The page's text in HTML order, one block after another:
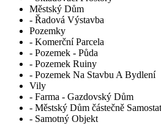
Městský Dům
- Řadová Výstavba
Pozemky
- Komerční Parcela
- Pozemek - Půda
- Pozemek Ruiny
- Pozemek Na Stavbu A Bydlení
Vily
- Farma - Gazdovský Dům
- Městský Dům částečně
- Samotný Objekt